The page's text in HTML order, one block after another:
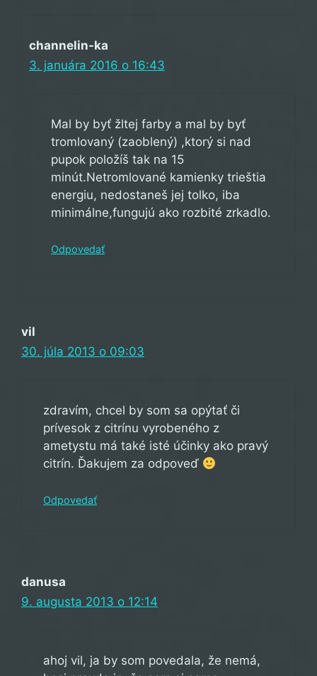
channelin-ka
3. januára 2016 o 16:43
Mal by byť žltej farby a mal by byť
tromlovaný (zaoblený) ,ktorý si nad
pupok položíš tak na 15
minút.Netromlované kamienky trieštia
energiu, nedostaneš jej tolko, iba
minimálne,fungujú ako rozbité zrkadlo.
Odpovedať
vil
30. júla 2013 o 09:03
zdravím, chcel by som sa opýtať či
prívesok z citrínu vyrobeného z
ametystu má také isté účinky ako pravý
citrín. Ďakujem za odpoveď
Odpovedať
danusa
9. augusta 2013 o 12:14
ahoj vil, ja by som povedala, že nemá,